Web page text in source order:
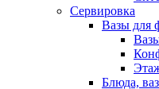
Сервировка
Вазы для
Блюда,